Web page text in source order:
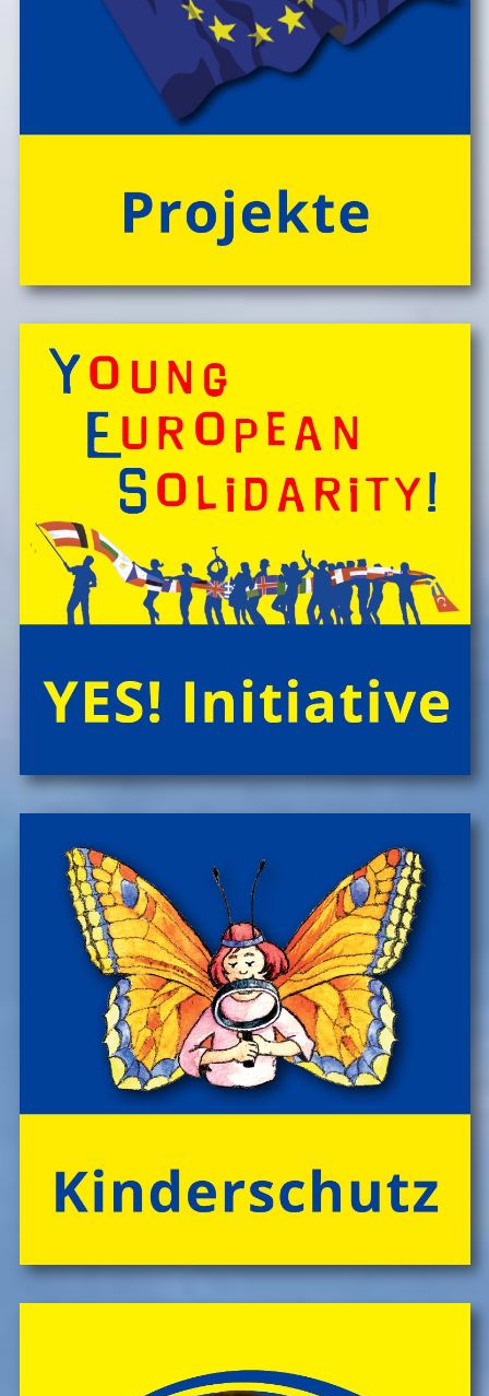
PĂ¤dagog*innen wissen zu begeistern. Sie sorgen rund
um die Uhr um das Wohl der Kinder, fĂźr Bewegung
und Freude im Camp-Alltag, â€Ś ebenso fĂźr die
gemeinsam vor Ort, in der speziellen Outdoor-Station
'CateringInsel' frisch zubereiteten, kĂśstlichen Bio-
Mahlzeiten!
Spontan anfragen,